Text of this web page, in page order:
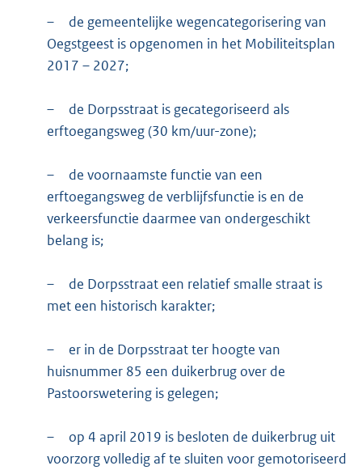
–
de gemeentelijke wegencategorisering van
Oegstgeest is opgenomen in het Mobiliteitsplan
2017 – 2027;
–
de Dorpsstraat is gecategoriseerd als
erftoegangsweg (30 km/uur-zone);
–
de voornaamste functie van een
erftoegangsweg de verblijfsfunctie is en de
verkeersfunctie daarmee van ondergeschikt
belang is;
–
de Dorpsstraat een relatief smalle straat is
met een historisch karakter;
–
er in de Dorpsstraat ter hoogte van
huisnummer 85 een duikerbrug over de
Pastoorswetering is gelegen;
–
op 4 april 2019 is besloten de duikerbrug uit
voorzorg volledig af te sluiten voor gemotoriseerd